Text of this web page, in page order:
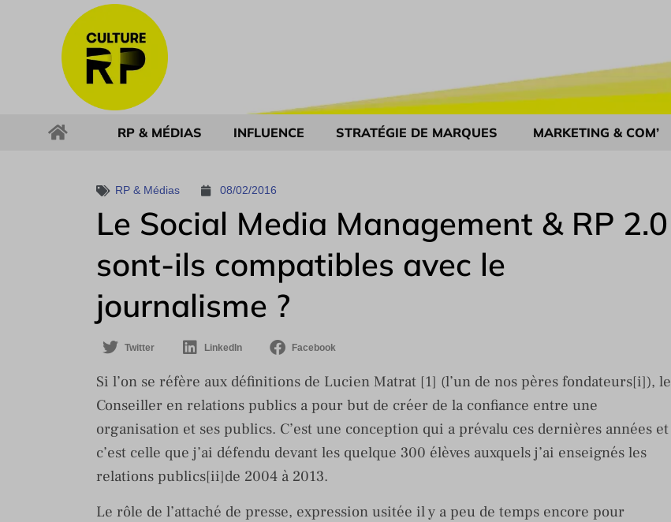
RP & MÉDIAS INFLUENCE STRATÉGIE DE MARQUES MARKETING & COM’
RP & Médias 08/02/2016
Le Social Media Management & RP 2.0
sont-ils compatibles avec le
journalisme ?
Twitter LinkedIn Facebook
Si l’on se réfère aux définitions de Lucien Matrat [1] (l’un de nos pères fondateurs[i]), le
Conseiller en relations publics a pour but de créer de la confiance entre une
organisation et ses publics. C’est une conception qui a prévalu ces dernières années et
c’est celle que j’ai défendu devant les quelque 300 élèves auxquels j’ai enseignés les
relations publics[ii]de 2004 à 2013.
Le rôle de l’attaché de presse, expression usitée il y a peu de temps encore pour